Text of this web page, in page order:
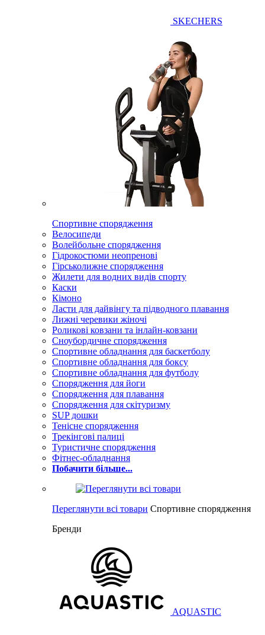
SKECHERS
Спортивне спорядження
Велосипеди
Волейбольне спорядження
Гідрокостюми неопренові
Гірськолижне спорядження
Жилети для водних видів спорту
Каски
Кімоно
Ласти для дайвінгу та підводного плавання
Лижні черевики жіночі
Роликові ковзани та інлайн-ковзани
Сноубордичне спорядження
Спортивне обладнання для баскетболу
Спортивне обладнання для боксу
Спортивне обладнання для футболу
Спорядження для йоги
Спорядження для плавання
Спорядження для скітуризму
SUP дошки
Тенісне спорядження
Трекінгові палиці
Туристичне спорядження
Фітнес-обладнання
Побачити більше...
Переглянути всі товари Спортивне спорядження
Бренди
AQUASTIC